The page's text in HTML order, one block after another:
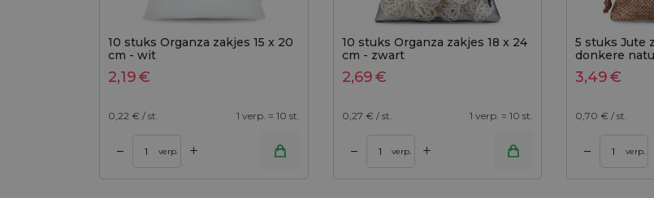
10 stuks Organza zakjes 15 x 20
cm - wit
2,19€
0,22 € / st. 1 verp. = 10 st.
– verp. +
10 stuks Organza zakjes 18 x 24
cm - zwart
2,69€
0,27 € / st. 1 verp. = 10 st.
– verp. +
Toevoegen aan winkelwagen
5 stuks Jute
donkere
3,49€
0,70 € / st.
– verp.
Toevoegen aan winkelwagen Toevoegen aan winkelwagen